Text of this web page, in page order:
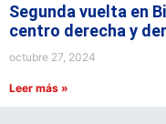
Segunda vuelta en
centro derecha y
octubre 27, 2024
Leer más »